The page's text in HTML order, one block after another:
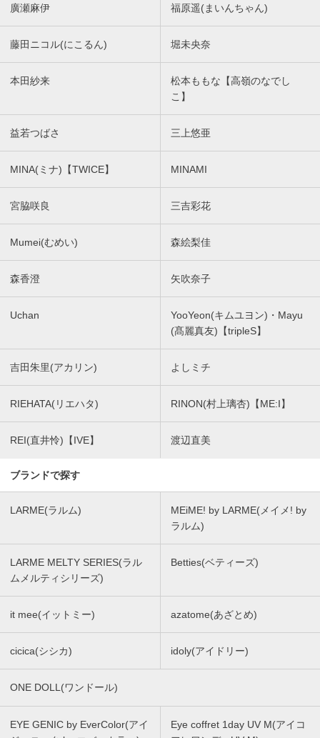
廣瀬麻伊 福原遥(まいんちゃん)
藤田ニコル(にこるん) 堀未央奈
本田紗来
松本ももな【高嶺のなでし
こ】
益若つばさ 三上悠亜
MINA(ミナ)【TWICE】 MINAMI
宮脇咲良 三吉彩花
Mumei(むめい) 森絵梨佳
森香澄 矢吹奈子
Uchan
YooYeon(キムユヨン)・Mayu
(髙麗真友)【tripleS】
吉田朱里(アカリン) よしミチ
RIEHATA(リエハタ) RINON(村上璃杏)【ME:I】
REI(直井怜)【IVE】 渡辺直美
ブランドで探す
LARME(ラルム)
MEiME! by LARME(メイメ! by
ラルム)
LARME MELTY SERIES(ラル
ムメルティシリーズ)
Betties(ベティーズ)
it mee(イットミー) azatome(あざとめ)
cicica(シシカ) idoly(アイドリー)
ONE DOLL(ワンドール)
EYE GENIC by EverColor(アイ
Eye coffret 1day UV M(アイコ